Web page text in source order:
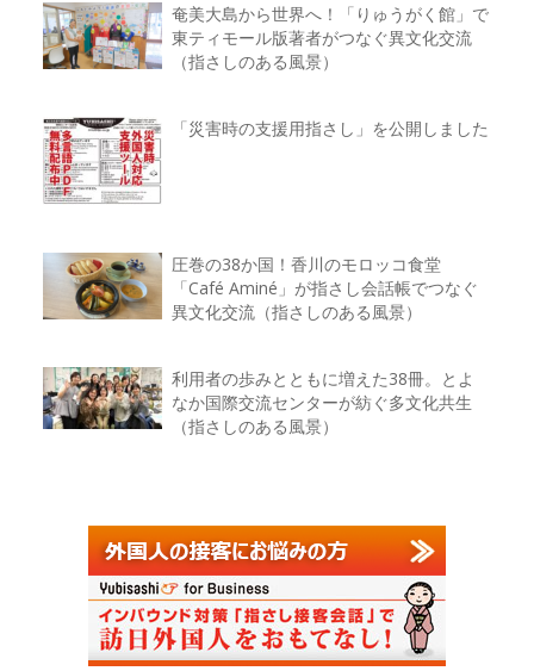
奄美大島から世界へ！「りゅうがく館」で
東ティモール版著者がつなぐ異文化交流
（指さしのある風景）
「災害時の支援用指さし」を公開しました
圧巻の38か国！香川のモロッコ食堂
「Café Aminé」が指さし会話帳でつなぐ
異文化交流（指さしのある風景）
利用者の歩みとともに増えた38冊。とよ
なか国際交流センターが紡ぐ多文化共生
（指さしのある風景）